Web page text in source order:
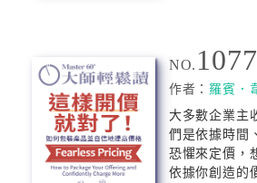
NO. 1077
作者： 羅賓．
大多數企業主
們是依據時間
恐懼來定價，
依據你創造的